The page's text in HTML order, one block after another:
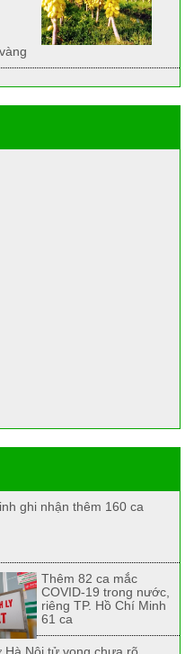
ghi nhận thêm 160 ca
Thêm 82 ca mắc
COVID-19 trong nước,
riêng TP. Hồ Chí Minh
61 ca
Hà Nội tử vong chưa rõ